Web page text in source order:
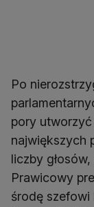
Po
pory
największych
liczby
Prawicowy
środę